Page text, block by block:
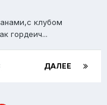
клубом
гордеич...
ДАЛЕЕ